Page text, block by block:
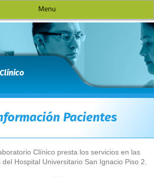
Menu
Pacientes
Clínico presta los servicios en las
del Hospital Universitario San Ignacio Piso 2.